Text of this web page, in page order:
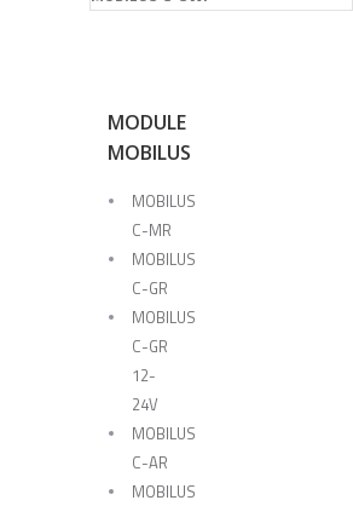
MODULE
MOBILUS
MOBILUS
C-MR
MOBILUS
C-GR
MOBILUS
C-GR
12-
24V
MOBILUS
C-AR
MOBILUS